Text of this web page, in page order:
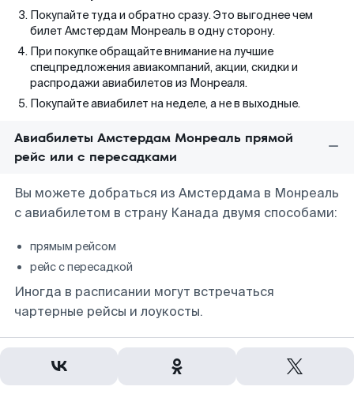
Покупайте туда и обратно сразу. Это выгоднее чем
билет Амстердам Монреаль в одну сторону.
При покупке обращайте внимание на лучшие
спецпредложения авиакомпаний, акции, скидки и
распродажи авиабилетов из Монреаля.
Покупайте авиабилет на неделе, а не в выходные.
Авиабилеты Амстердам Монреаль прямой
рейс или с пересадками
Вы можете добраться из Амстердама в Монреаль
с авиабилетом в страну Канада двумя способами:
прямым рейсом
рейс с пересадкой
Иногда в расписании могут встречаться
чартерные рейсы и лоукосты.